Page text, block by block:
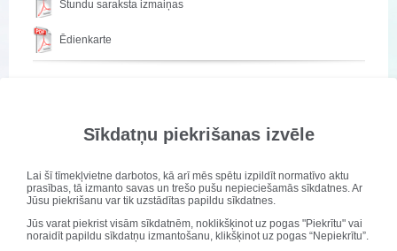
Sīkdatņu piekrišanas izvēle
Lai šī tīmekļvietne darbotos, kā arī mēs spētu izpildīt normatīvo aktu
prasības, tā izmanto savas un trešo pušu nepieciešamās sīkdatnes. Ar
Jūsu piekrišanu var tik uzstādītas papildu sīkdatnes.
Jūs varat piekrist visām sīkdatnēm, noklikšķinot uz pogas "Piekrītu" vai
noraidīt papildu sīkdatņu izmantošanu, klikšķinot uz pogas “Nepiekrītu”.
Stundu saraksta izmaiņas
Ēdienkarte
Publicēts: 16. aprīlis 2021
Atjaunots: 16. aprīlis 2021